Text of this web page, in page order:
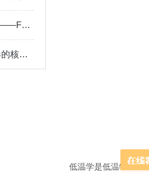
即插即用，赋能高效 SLS 打印 ——FLAIRMO 氮气发生器应用成功案例
实验室供氮选对器！氮气发生器的核心性能与选型攻略
低温学是低温物理学